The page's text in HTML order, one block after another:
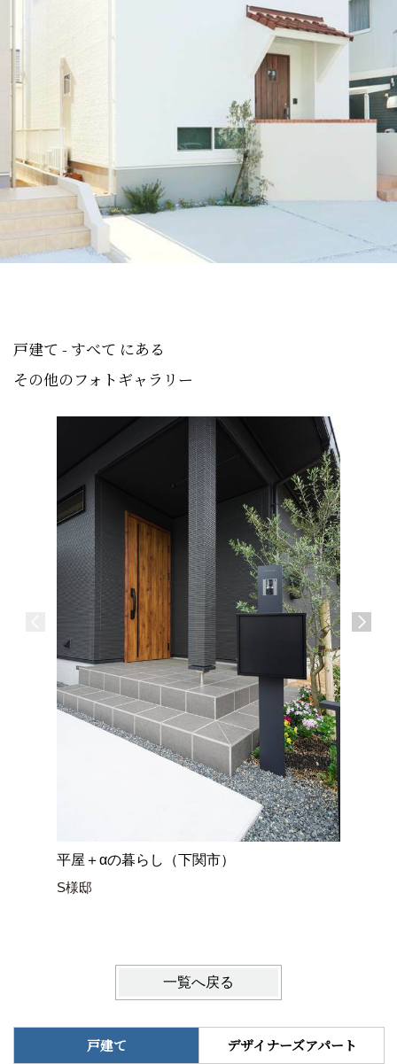
戸建て - すべて にある
その他のフォトギャラリー
平屋＋αの暮らし（下関市）
S様邸
一覧へ戻る
戸建て デザイナーズアパート